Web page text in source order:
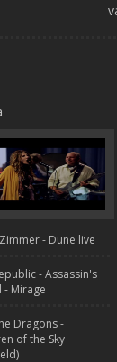
- Dune live
- Assassin's
- Mirage
Dragons -
of the Sky